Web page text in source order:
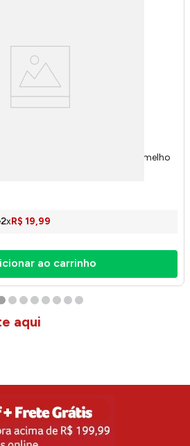
Com Faqueiro Esme Vermelho
2xR$ 19,99
ao carrinho
aqui